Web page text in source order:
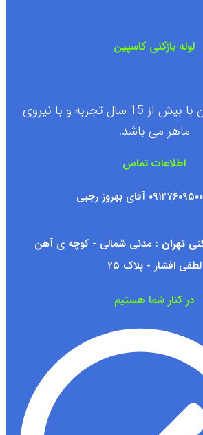
لوله بازکنی کاسپین
لوله بازکنی کاسپین با بیش از 15 سال تجربه و با نیروی
ماهر می باشد.
اطلاعات تماس
تهران : مدنی شمالی - کوچه ی آهن
افشار - پلاک ۲۵
در کنار شما هستیم